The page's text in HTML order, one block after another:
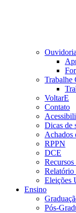
Trabalhe
VoltarE
Contato
Dicas de
Achados
RPPN
DCE
Relatório
Eleições
Ensino
Pós-